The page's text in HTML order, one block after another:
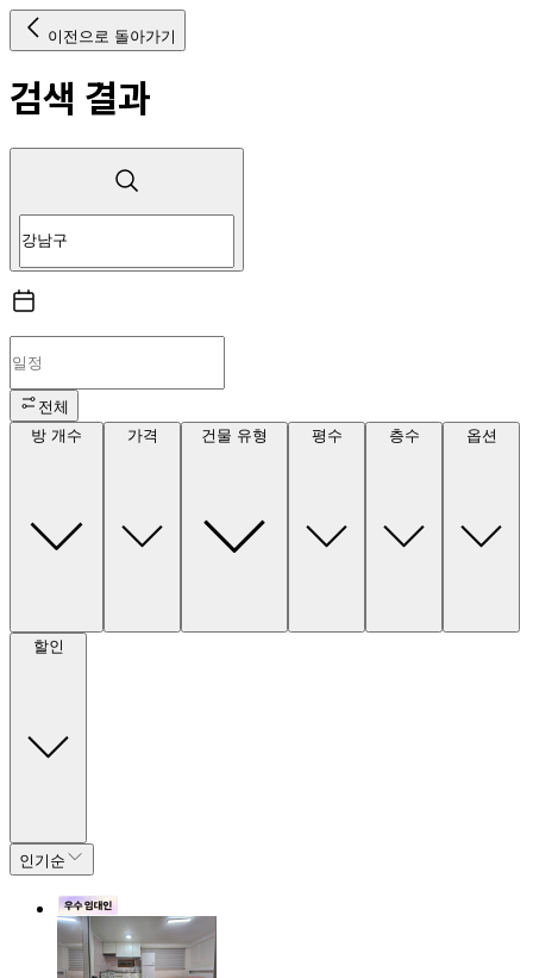
이전으로 돌아가기
검색 결과
전체
방 개수
가격 건물 유형 평수 층수 옵션
할인
인기순